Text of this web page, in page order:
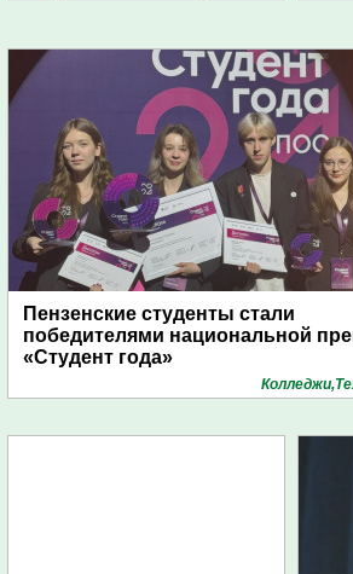
Пензенские студенты стали
победителями национальной
«Студент года»